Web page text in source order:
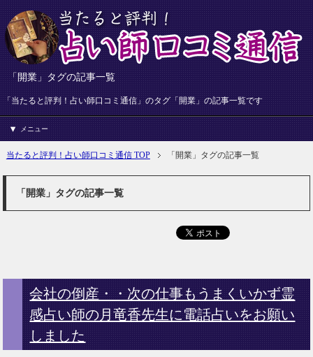
「開業」タグの記事一覧
「当たると評判！占い師口コミ通信」のタグ「開業」の記事一覧です
メニュー
当たると評判！占い師口コミ通信 TOP 「開業」タグの記事一覧
「開業」タグの記事一覧
会社の倒産・・次の仕事もうまくいかず霊
感占い師の月竜香先生に電話占いをお願い
しました